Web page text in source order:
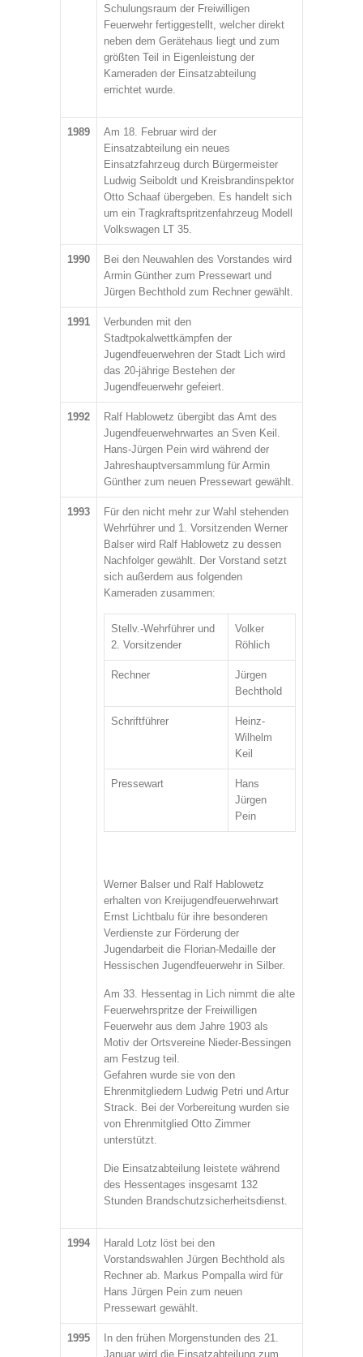
Schulungsraum der Freiwilligen
Feuerwehr fertiggestellt, welcher direkt
neben dem Gerätehaus liegt und zum
größten Teil in Eigenleistung der
Kameraden der Einsatzabteilung
errichtet wurde.
1989
Am 18. Februar wird der
Einsatzabteilung ein neues
Einsatzfahrzeug durch Bürgermeister
Ludwig Seiboldt und Kreisbrandinspektor
Otto Schaaf übergeben. Es handelt sich
um ein Tragkraftspritzenfahrzeug Modell
Volkswagen LT 35.
1990
Bei den Neuwahlen des Vorstandes wird
Armin Günther zum Pressewart und
Jürgen Bechthold zum Rechner gewählt.
1991
Verbunden mit den
Stadtpokalwettkämpfen der
Jugendfeuerwehren der Stadt Lich wird
das 20-jährige Bestehen der
Jugendfeuerwehr gefeiert.
1992
Ralf Hablowetz übergibt das Amt des
Jugendfeuerwehrwartes an Sven Keil.
Hans-Jürgen Pein wird während der
Jahreshauptversammlung für Armin
Günther zum neuen Pressewart gewählt.
1993
Für den nicht mehr zur Wahl stehenden
Wehrführer und 1. Vorsitzenden Werner
Balser wird Ralf Hablowetz zu dessen
Nachfolger gewählt. Der Vorstand setzt
sich außerdem aus folgenden
Kameraden zusammen:
Stellv.-Wehrführer und
2. Vorsitzender
Volker
Röhlich
Rechner
Jürgen
Bechthold
Schriftführer
Heinz-
Wilhelm
Keil
Pressewart
Hans
Jürgen
Pein
Werner Balser und Ralf Hablowetz
erhalten von Kreijugendfeuerwehrwart
Ernst Lichtbalu für ihre besonderen
Verdienste zur Förderung der
Jugendarbeit die Florian-Medaille der
Hessischen Jugendfeuerwehr in Silber.
Am 33. Hessentag in Lich nimmt die alte
Feuerwehrspritze der Freiwilligen
Feuerwehr aus dem Jahre 1903 als
Motiv der Ortsvereine Nieder-Bessingen
am Festzug teil.
Gefahren wurde sie von den
Ehrenmitgliedern Ludwig Petri und Artur
Strack. Bei der Vorbereitung wurden sie
von Ehrenmitglied Otto Zimmer
unterstützt.
Die Einsatzabteilung leistete während
des Hessentages insgesamt 132
Stunden Brandschutzsicherheitsdienst.
1994
Harald Lotz löst bei den
Vorstandswahlen Jürgen Bechthold als
Rechner ab. Markus Pompalla wird für
Hans Jürgen Pein zum neuen
Pressewart gewählt.
1995
In den frühen Morgenstunden des 21.
Januar wird die Einsatzabteilung zum